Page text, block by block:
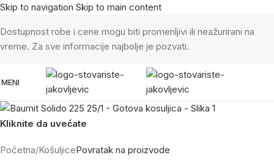
Skip to navigation Skip to main content
Dostupnost robe i cene mogu biti promenljivi ili neažurirani na
vreme. Za sve informacije najbolje je pozvati.
MENI
Kliknite da uvećate
Početna/KošuljicePovratak na proizvode